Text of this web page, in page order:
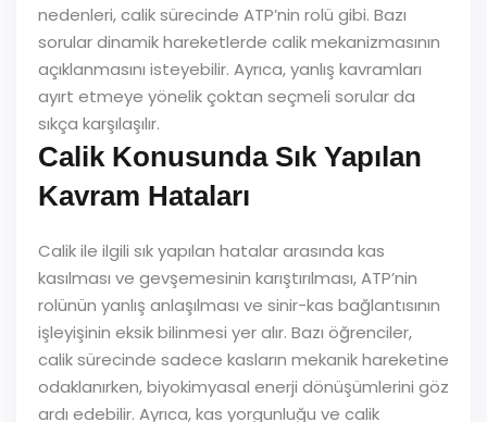
nedenleri, calik sürecinde ATP’nin rolü gibi. Bazı
sorular dinamik hareketlerde calik mekanizmasının
açıklanmasını isteyebilir. Ayrıca, yanlış kavramları
ayırt etmeye yönelik çoktan seçmeli sorular da
sıkça karşılaşılır.
Calik Konusunda Sık Yapılan
Kavram Hataları
Calik ile ilgili sık yapılan hatalar arasında kas
kasılması ve gevşemesinin karıştırılması, ATP’nin
rolünün yanlış anlaşılması ve sinir-kas bağlantısının
işleyişinin eksik bilinmesi yer alır. Bazı öğrenciler,
calik sürecinde sadece kasların mekanik hareketine
odaklanırken, biyokimyasal enerji dönüşümlerini göz
ardı edebilir. Ayrıca, kas yorgunluğu ve calik